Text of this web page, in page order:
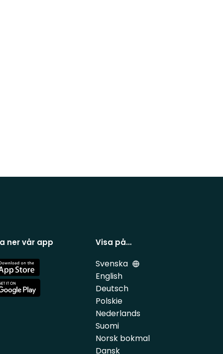
ner vår app Visa på…
Svenska
English
Deutsch
Polskie
Nederlands
Suomi
Norsk bokmal
Dansk